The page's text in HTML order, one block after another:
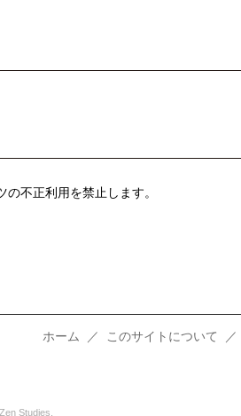
不正利用を禁止します。
ホーム ／ このサイトについて ／
Studies.